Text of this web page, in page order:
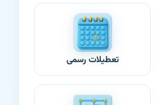
تعطیلات رسمی